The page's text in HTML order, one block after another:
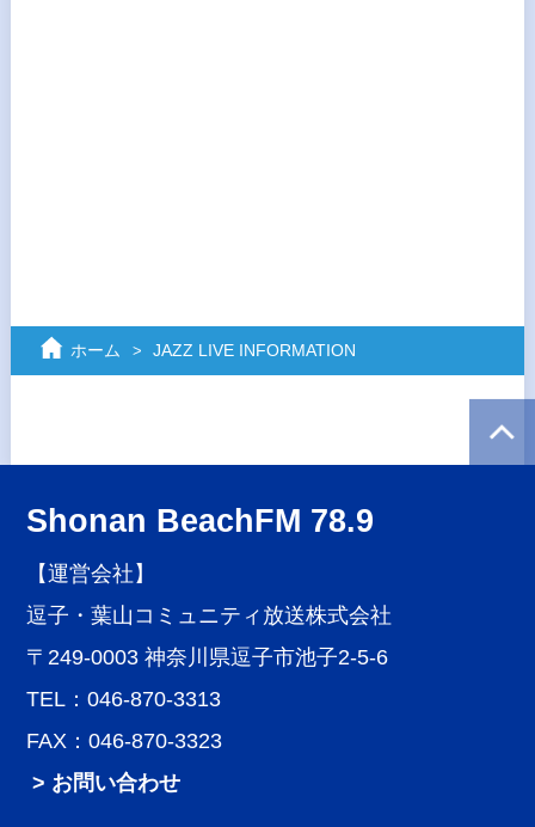
ホーム JAZZ LIVE INFORMATION
Shonan BeachFM 78.9
【運営会社】
逗子・葉山コミュニティ放送株式会社
〒249-0003 神奈川県逗子市池子2-5-6
TEL：046-870-3313
FAX：046-870-3323
> お問い合わせ